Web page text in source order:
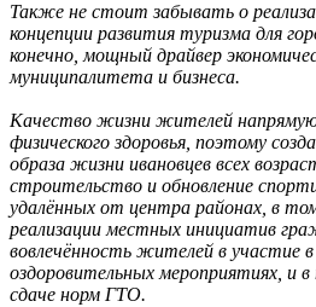
Также не стоит забывать о
концепции развития туризма для
конечно, мощный драйвер
муниципалитета и бизнеса.
Качество жизни жителей
физического здоровья, поэтому
образа жизни ивановцев всех
строительство и обновление
удалённых от центра районах, в
реализации местных инициатив
вовлечённость жителей в участие
оздоровительных мероприятиях, и в
сдаче норм ГТО.